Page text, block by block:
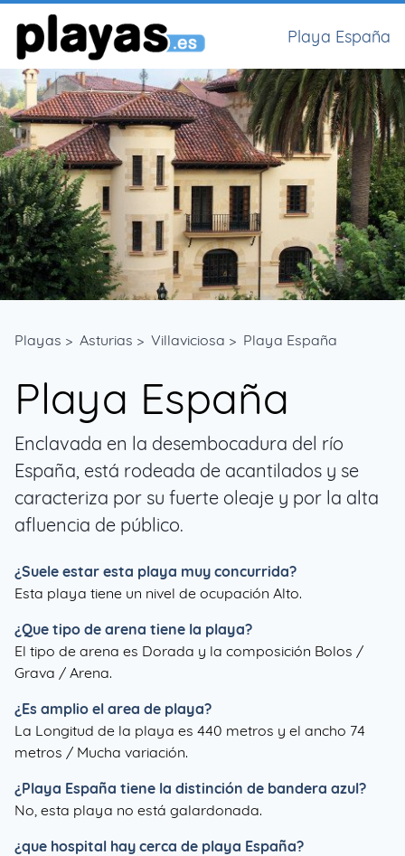
Playa España
Playas > Asturias > Villaviciosa > Playa España
Playa España
Enclavada en la desembocadura del río
España, está rodeada de acantilados y se
caracteriza por su fuerte oleaje y por la alta
afluencia de público.
¿Suele estar esta playa muy concurrida?
Esta playa tiene un nivel de ocupación Alto.
¿Que tipo de arena tiene la playa?
El tipo de arena es Dorada y la composición Bolos /
Grava / Arena.
¿Es amplio el area de playa?
La Longitud de la playa es 440 metros y el ancho 74
metros / Mucha variación.
¿Playa España tiene la distinción de bandera azul?
No, esta playa no está galardonada.
¿que hospital hay cerca de playa España?